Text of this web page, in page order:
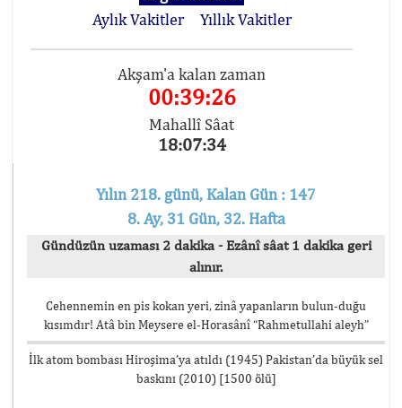
Aylık Vakitler
Yıllık Vakitler
Akşam'a kalan zaman
00:39:26
Mahallî Sâat
18:07:34
Yılın 218. günü, Kalan Gün : 147
8. Ay, 31 Gün, 32. Hafta
Gündüzün uzaması 2 dakika - Ezânî sâat 1 dakika geri
alınır.
Cehennemin en pis kokan yeri, zinâ yapanların bulun-duğu
kısımdır! Atâ bin Meysere el-Horasânî “Rahmetullahi aleyh”
İlk atom bombası Hiroşima’ya atıldı (1945) Pakistan’da büyük sel
baskını (2010) [1500 ölü]